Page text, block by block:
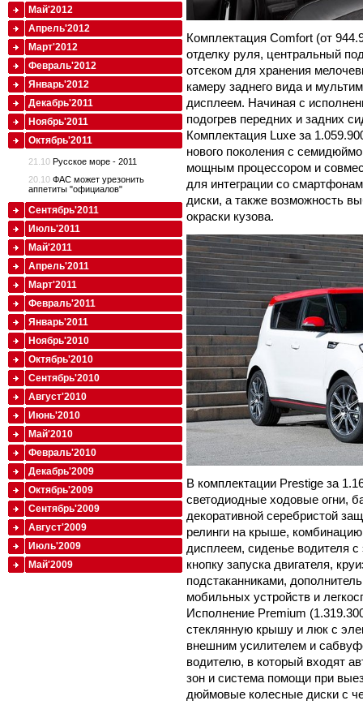
Комплектация Comfort (от
отделку руля, центральный
отсеком для хранения
камеру заднего вида и
дисплеем. Начиная с
подогрев передних и задних
Комплектация Luxe за
нового поколения с
мощным процессором и
для интеграции со
диски, а также возможность
окраски кузова.
В комплектации Prestige за
светодиодные ходовые огни,
декоративной серебристой
релинги на крыше,
дисплеем, сиденье водителя с
кнопку запуска двигателя,
подстаканниками,
мобильных устройств и
Исполнение Premium
стеклянную крышу и люк с
внешним усилителем и
водителю, в который входят
зон и система помощи при
дюймовые колесные диски с
Май'2012
Апрель'2012
Март'2012
Февраль'2012
Январь'2012
Декабрь'2011
Ноябрь'2011
Октябрь'2011
21.10 Русское море - 2011
20.10 ФАС может урезонить
аппетиты "официалов"
Сентябрь'2011
Июль'2011
Май'2011
Апрель'2011
Март'2011
Февраль'2011
Январь'2011
Ноябрь'2010
Октябрь'2010
Сентябрь'2010
Август'2010
Июнь'2010
Май'2010
Февраль'2010
Декабрь'2009
Октябрь'2009
Сентябрь'2009
Август'2009
Июль'2009
Май'2009